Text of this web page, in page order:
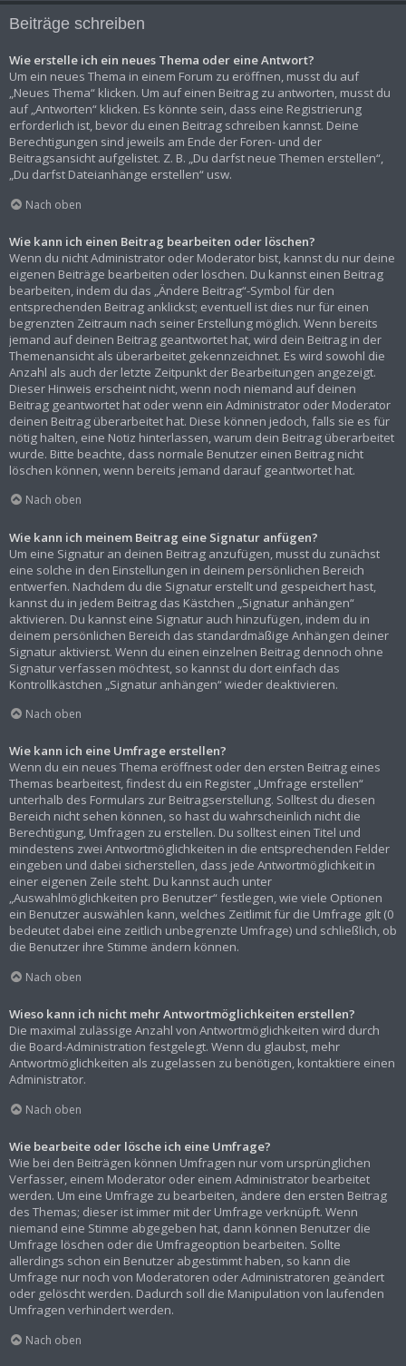
Beiträge schreiben
Wie erstelle ich ein neues Thema oder eine Antwort?
Um ein neues Thema in einem Forum zu eröffnen, musst du auf
„Neues Thema“ klicken. Um auf einen Beitrag zu antworten, musst du
auf „Antworten“ klicken. Es könnte sein, dass eine Registrierung
erforderlich ist, bevor du einen Beitrag schreiben kannst. Deine
Berechtigungen sind jeweils am Ende der Foren- und der
Beitragsansicht aufgelistet. Z. B. „Du darfst neue Themen erstellen“,
„Du darfst Dateianhänge erstellen“ usw.
Nach oben
Wie kann ich einen Beitrag bearbeiten oder löschen?
Wenn du nicht Administrator oder Moderator bist, kannst du nur deine
eigenen Beiträge bearbeiten oder löschen. Du kannst einen Beitrag
bearbeiten, indem du das „Ändere Beitrag“-Symbol für den
entsprechenden Beitrag anklickst; eventuell ist dies nur für einen
begrenzten Zeitraum nach seiner Erstellung möglich. Wenn bereits
jemand auf deinen Beitrag geantwortet hat, wird dein Beitrag in der
Themenansicht als überarbeitet gekennzeichnet. Es wird sowohl die
Anzahl als auch der letzte Zeitpunkt der Bearbeitungen angezeigt.
Dieser Hinweis erscheint nicht, wenn noch niemand auf deinen
Beitrag geantwortet hat oder wenn ein Administrator oder Moderator
deinen Beitrag überarbeitet hat. Diese können jedoch, falls sie es für
nötig halten, eine Notiz hinterlassen, warum dein Beitrag überarbeitet
wurde. Bitte beachte, dass normale Benutzer einen Beitrag nicht
löschen können, wenn bereits jemand darauf geantwortet hat.
Nach oben
Wie kann ich meinem Beitrag eine Signatur anfügen?
Um eine Signatur an deinen Beitrag anzufügen, musst du zunächst
eine solche in den Einstellungen in deinem persönlichen Bereich
entwerfen. Nachdem du die Signatur erstellt und gespeichert hast,
kannst du in jedem Beitrag das Kästchen „Signatur anhängen“
aktivieren. Du kannst eine Signatur auch hinzufügen, indem du in
deinem persönlichen Bereich das standardmäßige Anhängen deiner
Signatur aktivierst. Wenn du einen einzelnen Beitrag dennoch ohne
Signatur verfassen möchtest, so kannst du dort einfach das
Kontrollkästchen „Signatur anhängen“ wieder deaktivieren.
Nach oben
Wie kann ich eine Umfrage erstellen?
Wenn du ein neues Thema eröffnest oder den ersten Beitrag eines
Themas bearbeitest, findest du ein Register „Umfrage erstellen“
unterhalb des Formulars zur Beitragserstellung. Solltest du diesen
Bereich nicht sehen können, so hast du wahrscheinlich nicht die
Berechtigung, Umfragen zu erstellen. Du solltest einen Titel und
mindestens zwei Antwortmöglichkeiten in die entsprechenden Felder
eingeben und dabei sicherstellen, dass jede Antwortmöglichkeit in
einer eigenen Zeile steht. Du kannst auch unter
„Auswahlmöglichkeiten pro Benutzer“ festlegen, wie viele Optionen
ein Benutzer auswählen kann, welches Zeitlimit für die Umfrage gilt (0
bedeutet dabei eine zeitlich unbegrenzte Umfrage) und schließlich, ob
die Benutzer ihre Stimme ändern können.
Nach oben
Wieso kann ich nicht mehr Antwortmöglichkeiten erstellen?
Die maximal zulässige Anzahl von Antwortmöglichkeiten wird durch
die Board-Administration festgelegt. Wenn du glaubst, mehr
Antwortmöglichkeiten als zugelassen zu benötigen, kontaktiere einen
Administrator.
Nach oben
Wie bearbeite oder lösche ich eine Umfrage?
Wie bei den Beiträgen können Umfragen nur vom ursprünglichen
Verfasser, einem Moderator oder einem Administrator bearbeitet
werden. Um eine Umfrage zu bearbeiten, ändere den ersten Beitrag
des Themas; dieser ist immer mit der Umfrage verknüpft. Wenn
niemand eine Stimme abgegeben hat, dann können Benutzer die
Umfrage löschen oder die Umfrageoption bearbeiten. Sollte
allerdings schon ein Benutzer abgestimmt haben, so kann die
Umfrage nur noch von Moderatoren oder Administratoren geändert
oder gelöscht werden. Dadurch soll die Manipulation von laufenden
Umfragen verhindert werden.
Nach oben